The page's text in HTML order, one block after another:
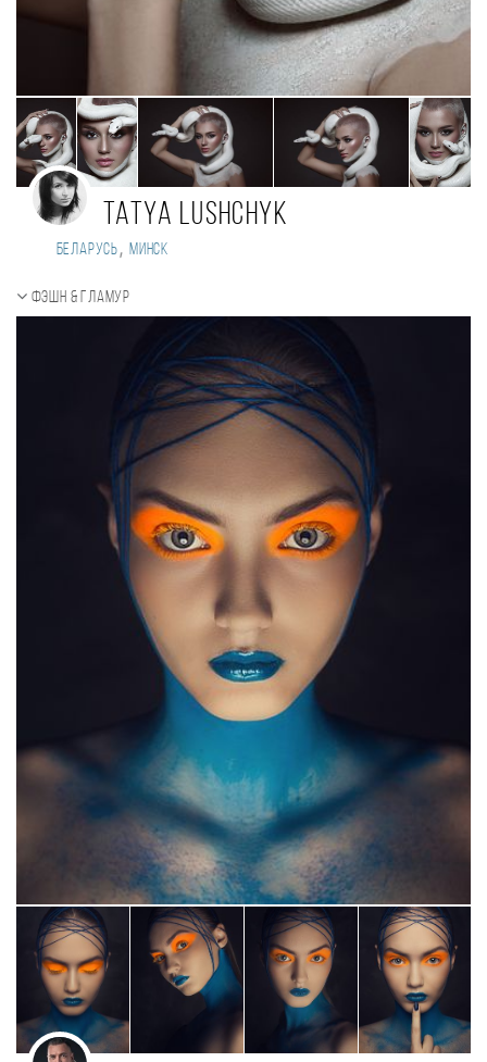
Tatya Lushchyk
Беларусь, Минск
Фэшн & Гламур